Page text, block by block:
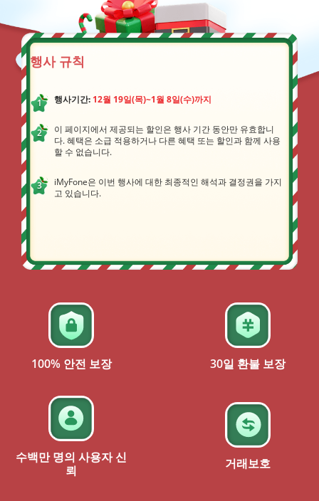
행사 규칙
행사기간: 12월 19일(목)~1월 8일(수)까지
이 페이지에서 제공되는 할인은 행사 기간 동안만 유효합니
다. 혜택은 소급 적용하거나 다른 혜택 또는 할인과 함께 사용
할 수 없습니다.
iMyFone은 이번 행사에 대한 최종적인 해석과 결정권을 가지
고 있습니다.
100% 안전 보장 30일 환불 보장
수백만 명의 사용자 신
뢰
거래보호